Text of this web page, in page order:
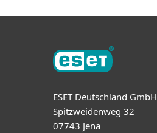
ESET Deutschland GmbH
Spitzweidenweg 32
07743 Jena